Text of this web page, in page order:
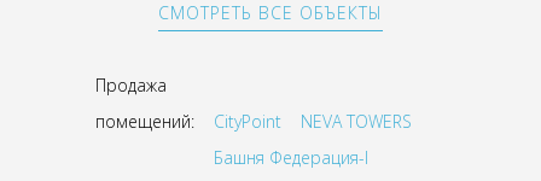
СМОТРЕТЬ ВСЕ ОБЪЕКТЫ
Продажа
помещений:
CityPoint
NEVA TOWERS
Башня Федерация-I